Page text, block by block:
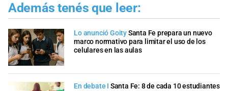
Además tenés que leer:
Lo anunció GoitySanta Fe prepara un nuevo
marco normativo para limitar el uso de los
celulares en las aulas
En debate I Santa Fe: 8 de cada 10 estudiantes